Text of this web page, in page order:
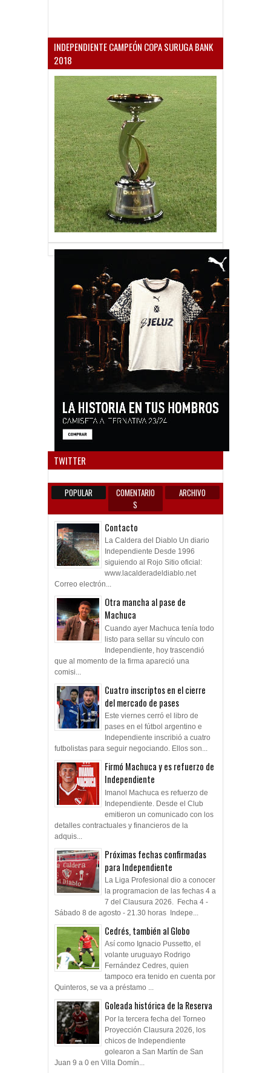
INDEPENDIENTE CAMPEÓN COPA SURUGA BANK
2018
TWITTER
POPULAR
COMENTARIO
S
ARCHIVO
Contacto
La Caldera del Diablo Un diario
Independiente Desde 1996
siguiendo al Rojo Sitio oficial:
www.lacalderadeldiablo.net
Correo electrón...
Otra mancha al pase de
Machuca
Cuando ayer Machuca tenía todo
listo para sellar su vínculo con
Independiente, hoy trascendió
que al momento de la firma apareció una
comisi...
Cuatro inscriptos en el cierre
del mercado de pases
Este viernes cerró el libro de
pases en el fútbol argentino e
Independiente inscribió a cuatro
futbolistas para seguir negociando. Ellos son...
Firmó Machuca y es refuerzo de
Independiente
Imanol Machuca es refuerzo de
Independiente. Desde el Club
emitieron un comunicado con los
detalles contractuales y financieros de la
adquis...
Próximas fechas confirmadas
para Independiente
La Liga Profesional dio a conocer
la programacion de las fechas 4 a
7 del Clausura 2026. Fecha 4 -
Sábado 8 de agosto - 21.30 horas Indepe...
Cedrés, también al Globo
Así como Ignacio Pussetto, el
volante uruguayo Rodrigo
Fernández Cedres, quien
tampoco era tenido en cuenta por
Quinteros, se va a préstamo ...
Goleada histórica de la Reserva
Por la tercera fecha del Torneo
Proyección Clausura 2026, los
chicos de Independiente
golearon a San Martín de San
Juan 9 a 0 en Villa Domín...